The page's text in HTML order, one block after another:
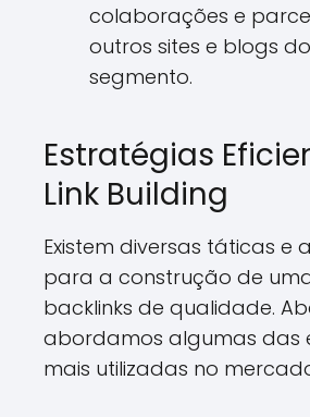
colaborações e
outros sites e blogs
segmento.
Estratégias
Link Building
Existem diversas táticas e
para a construção de
backlinks de qualidade.
abordamos algumas das
mais utilizadas no